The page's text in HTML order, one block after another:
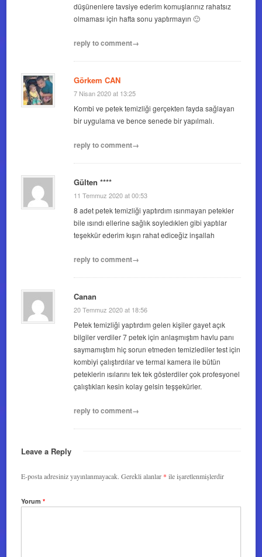
düşünenlere tavsiye ederim komuşlarınız rahatsız
olmaması için hafta sonu yaptırmayın 🙂
reply to comment→
Görkem CAN
7 Nisan 2020 at 13:25
Kombi ve petek temizliği gerçekten fayda sağlayan
bir uygulama ve bence senede bir yapılmalı.
reply to comment→
Gülten ****
11 Temmuz 2020 at 00:53
8 adet petek temizliği yaptırdım ısınmayan petekler
bile ısındı ellerine sağlık soyledıklerı gibi yaptılar
teşekkür ederim kışın rahat ediceğiz inşallah
reply to comment→
Canan
20 Temmuz 2020 at 18:56
Petek temizliği yaptırdım gelen kişiler gayet açık
bilgiler verdiler 7 petek için anlaşmıştım havlu panı
saymamıştım hiç sorun etmeden temizlediler test için
kombiyi çalıştırdılar ve termal kamera ile bütün
peteklerin ısılarını tek tek gösterdiler çok profesyonel
çalıştıkları kesin kolay gelsin teşşekürler.
reply to comment→
Leave a Reply
E-posta adresiniz yayınlanmayacak. Gerekli alanlar * ile işaretlenmişlerdir
Yorum*